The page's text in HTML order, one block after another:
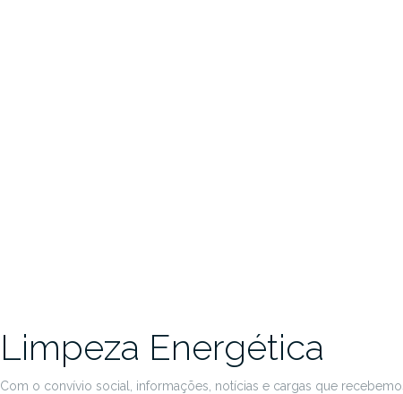
Limpeza Energética
Com o convívio social, informações, notícias e cargas que